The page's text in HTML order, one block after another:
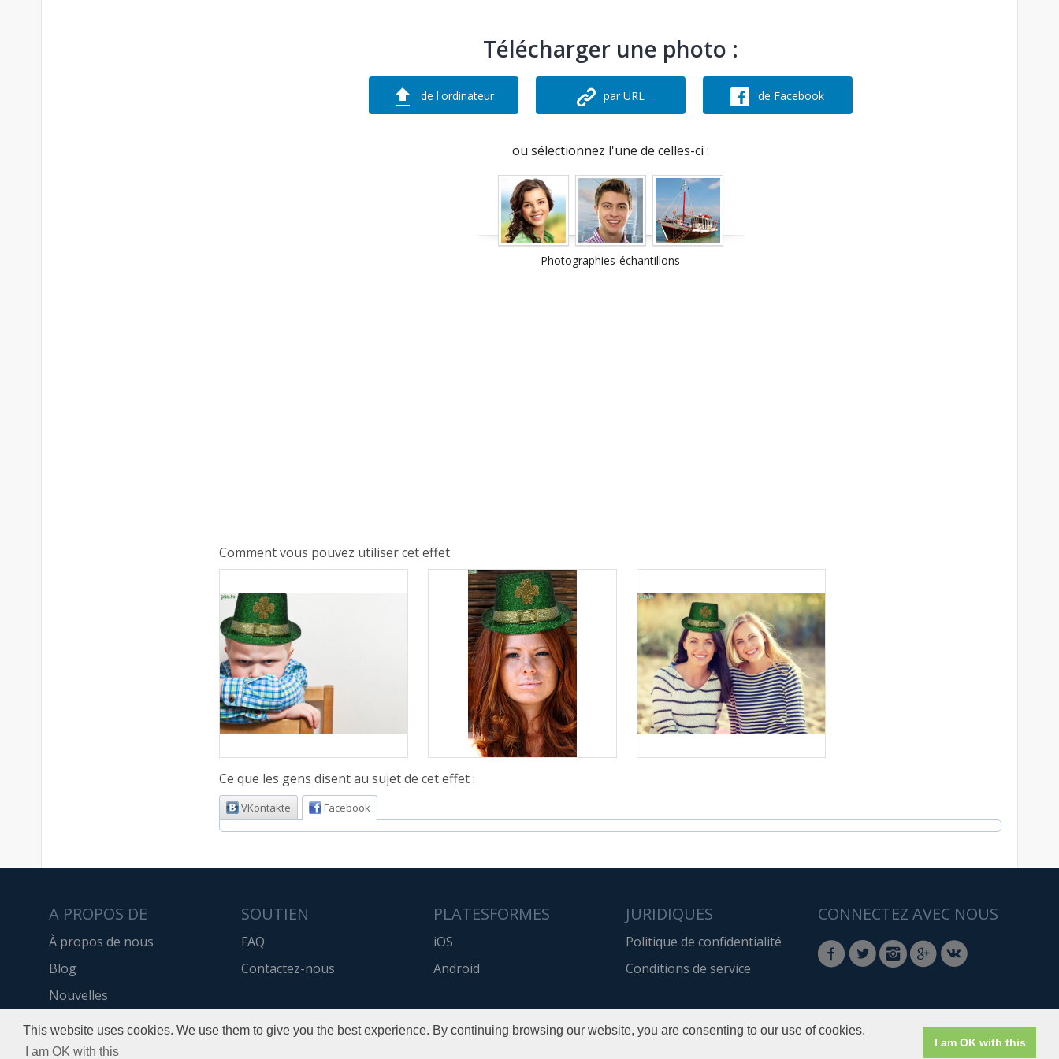
This website uses cookies. We use them to give you the best experience. By continuing browsing our website, you are consenting to our use of cookies.
I am OK with this
I am OK with this
Télécharger une photo :
de l'ordinateur par URL de Facebook
ou sélectionnez l'une de celles-ci :
Photographies-échantillons
Comment vous pouvez utiliser cet effet
Ce que les gens disent au sujet de cet effet :
VKontakte Facebook
A PROPOS DE
À propos de nous
Blog
Nouvelles
API
SOUTIEN
FAQ
Contactez-nous
PLATESFORMES
iOS
Android
JURIDIQUES
Politique de confidentialité
Conditions de service
CONNECTEZ AVEC NOUS